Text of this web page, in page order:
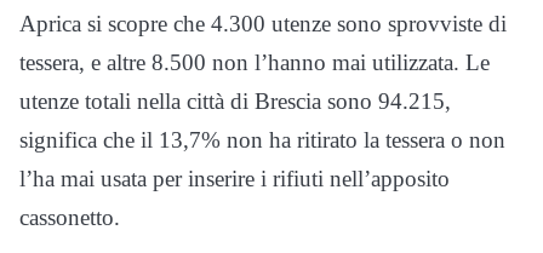
Aprica si scopre che 4.300 utenze sono sprovviste di
tessera, e altre 8.500 non l’hanno mai utilizzata. Le
utenze totali nella città di Brescia sono 94.215,
significa che il 13,7% non ha ritirato la tessera o non
l’ha mai usata per inserire i rifiuti nell’apposito
cassonetto.